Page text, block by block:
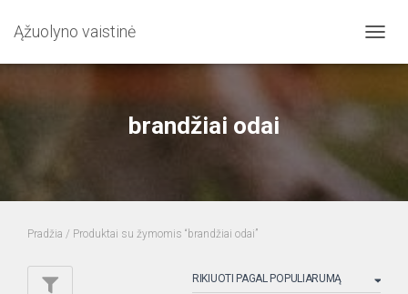
Ąžuolyno vaistinė
brandžiai odai
Pradžia / Produktai su žymomis “brandžiai odai”